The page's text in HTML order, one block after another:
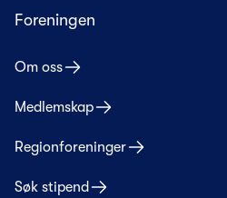
Foreningen
Om oss
Medlemskap
Regionforeninger
Søk stipend